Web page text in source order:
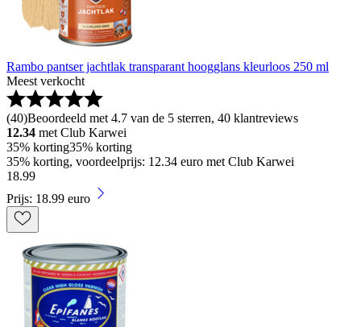
Rambo pantser jachtlak transparant hoogglans kleurloos 250 ml
Meest verkocht
(40)Beoordeeld met 4.7 van de 5 sterren, 40 klantreviews
12.34 met Club Karwei
35% korting35% korting
35% korting, voordeelprijs: 12.34 euro met Club Karwei
18.99
Prijs: 18.99 euro